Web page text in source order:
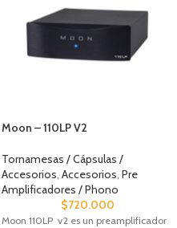
Moon – 110LP V2
Tornamesas / Cápsulas /
Accesorios, Accesorios, Pre
Amplificadores / Phono
$720.000
Moon 110LP v2 es un preamplificador